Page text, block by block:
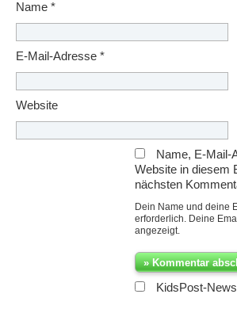
Name *
E-Mail-Adresse *
Website
Name, E-Mail-
Website in diesem
nächsten
Dein Name und deine
erforderlich. Deine
angezeigt.
KidsPost-